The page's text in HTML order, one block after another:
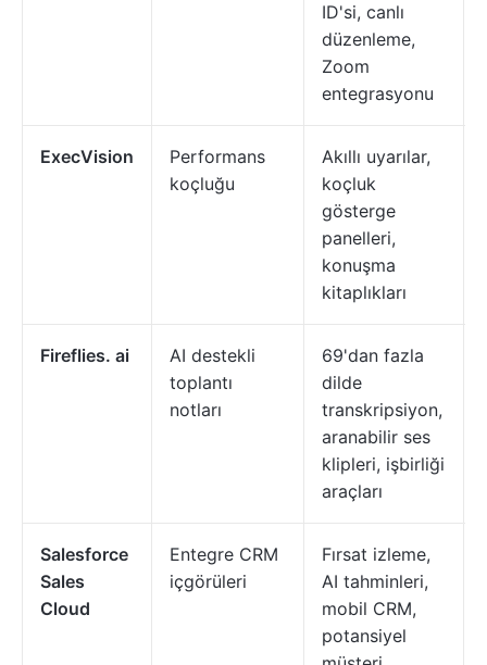
ID'si, canlı
düzenleme,
Zoom
entegrasyonu
ExecVision
Performans
koçluğu
Akıllı uyarılar,
koçluk
gösterge
panelleri,
konuşma
kitaplıkları
Fireflies. ai
AI destekli
toplantı
notları
69'dan fazla
dilde
transkripsiyon,
aranabilir ses
klipleri, işbirliği
araçları
Salesforce
Sales
Cloud
Entegre CRM
içgörüleri
Fırsat izleme,
AI tahminleri,
mobil CRM,
potansiyel